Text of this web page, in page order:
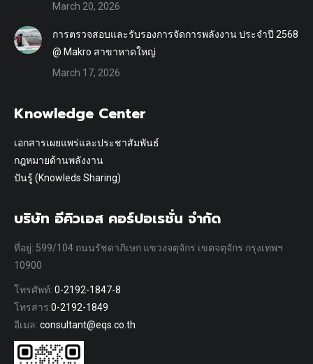
March 20, 2026
การตรวจสอบและรับรองการจัดการพลังงาน ประจำปี 2568
@ Makro สาขาหาดใหญ่
March 17, 2026
Knowledge Center
เอกสารเผยแพร่และประชาสัมพันธ์
กฎหมายด้านพลังงาน
ปันรู้ (Knowleds Sharing)
บริษัท อีคิวเอส คอร์ปอเรชั่น จำกัด
ที่อยู่: 599/104 ถนนรัชดาภิเษก แขวงจตุจักร เขตจตุจักร กรุงเทพฯ
10900
โทรศัพท์: 0-2192-1847-8
โทรสาร:0-2192-1849
อีเมล: consultant@eqs.co.th